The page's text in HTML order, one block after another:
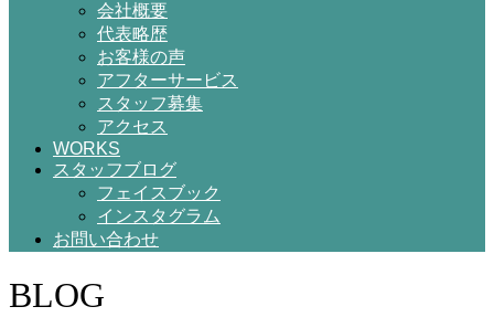
会社概要
代表略歴
お客様の声
アフターサービス
スタッフ募集
アクセス
WORKS
スタッフブログ
フェイスブック
インスタグラム
お問い合わせ
BLOG